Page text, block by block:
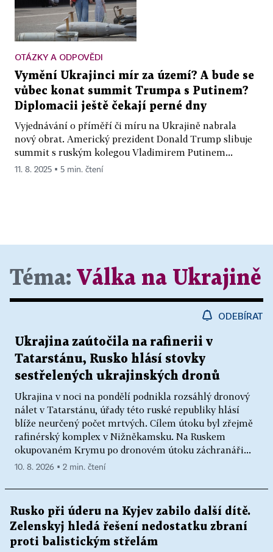
OTÁZKY A ODPOVĚDI
Vymění Ukrajinci mír za území? A bude se
vůbec konat summit Trumpa s Putinem?
Diplomacii ještě čekají perné dny
Vyjednávání o příměří či míru na Ukrajině nabrala
nový obrat. Americký prezident Donald Trump slibuje
summit s ruským kolegou Vladimirem Putinem...
11. 8. 2025 ▪ 5 min. čtení
Téma: Válka na Ukrajině
ODEBÍRAT
Ukrajina zaútočila na rafinerii v
Tatarstánu, Rusko hlásí stovky
sestřelených ukrajinských dronů
Ukrajina v noci na pondělí podnikla rozsáhlý dronový
nálet v Tatarstánu, úřady této ruské republiky hlásí
blíže neurčený počet mrtvých. Cílem útoku byl zřejmě
rafinérský komplex v Nižněkamsku. Na Ruskem
okupovaném Krymu po dronovém útoku záchranáři...
10. 8. 2026 ▪ 2 min. čtení
Rusko při úderu na Kyjev zabilo další dítě.
Zelenskyj hledá řešení nedostatku zbraní
proti balistickým střelám